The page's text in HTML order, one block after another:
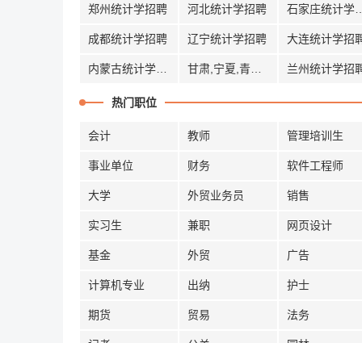
郑州统计学招聘 河北统计学招聘
成都统计学招聘 辽宁统计学招聘 大连统计学招
兰州统计学招
热门职位
会计 教师 管理培训生
事业单位 财务 软件工程师
大学 外贸业务员 销售
实习生 兼职 网页设计
基金 外贸 广告
计算机专业 出纳 护士
期货 贸易 法务